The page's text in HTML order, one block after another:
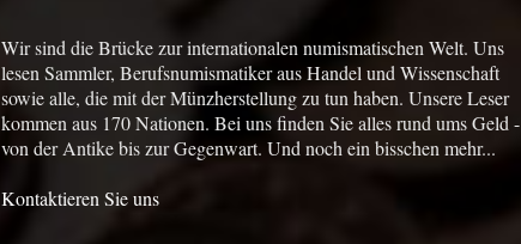
Wir sind die Brücke zur internationalen numismatischen Welt. Uns
lesen Sammler, Berufsnumismatiker aus Handel und Wissenschaft
sowie alle, die mit der Münzherstellung zu tun haben. Unsere Leser
kommen aus 170 Nationen. Bei uns finden Sie alles rund ums Geld -
von der Antike bis zur Gegenwart. Und noch ein bisschen mehr...
Kontaktieren Sie uns